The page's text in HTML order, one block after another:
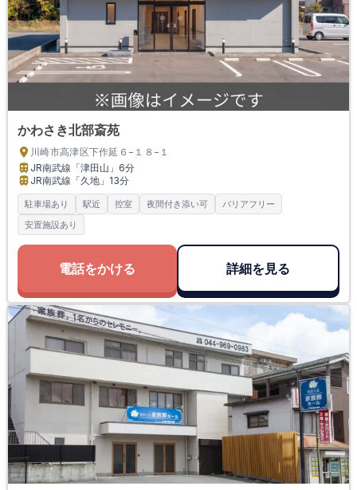
かわさき北部斎苑
川崎市高津区下作延６−１８−１
JR南武線「津田山」 6分
JR南武線「久地」 13分
駐車場あり 駅近 控室 夜間付き添い可
バリアフリー
安置施設あり
電話をかける 詳細を見る